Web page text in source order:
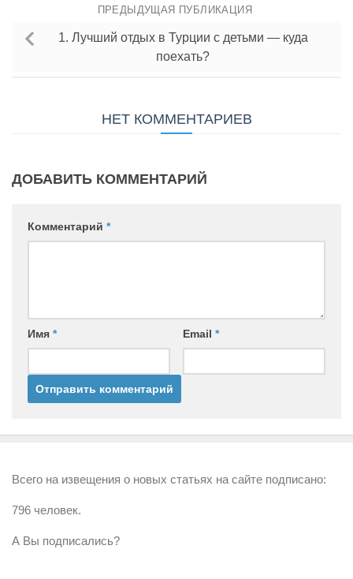
ПРЕДЫДУЩАЯ ПУБЛИКАЦИЯ
1. Лучший отдых в Турции с детьми — куда
поехать?
НЕТ КОММЕНТАРИЕВ
ДОБАВИТЬ КОММЕНТАРИЙ
Комментарий *
Имя * Email *
Всего на извещения о новых статьях на сайте подписано:
796 человек.
А Вы подписались?